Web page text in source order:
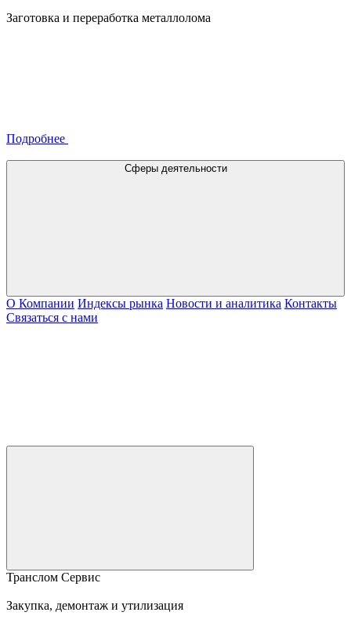
Заготовка и переработка металлолома
Подробнее
Сферы деятельности
О Компании Индексы рынка Новости и аналитика Контакты
Связаться с нами
Транслом Сервис
Закупка, демонтаж и утилизация